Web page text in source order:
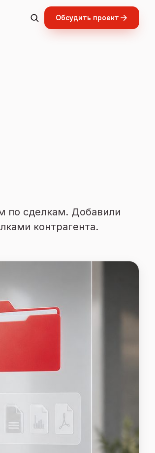
Обсудить проект
по сделкам. Добавили
контрагента.